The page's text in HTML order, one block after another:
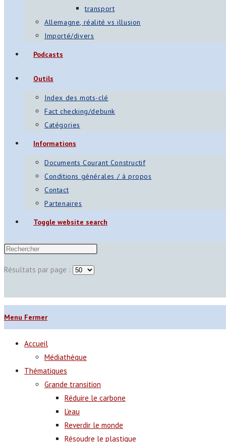
transport
Allemagne, réalité vs illusion
Importé/divers
Podcasts
Outils
Index des mots-clé
Fact checking/debunk
Catégories
Informations
Documents Courant Constructif
Conditions générales / à propos
Contact
Partenaires
Toggle website search
Résultats par page :
Menu Fermer
Accueil
Médiathèque
Thématiques
Grande transition
Réduire le carbone
L’eau
Reverdir le monde
Résoudre le plastique